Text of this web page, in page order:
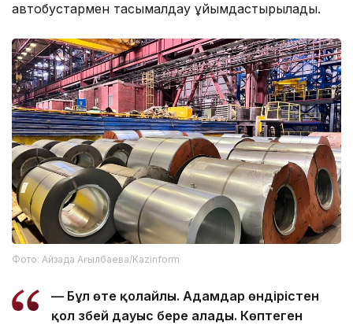
автобустармен тасымалдау ұйымдастырылады.
Фото: Айзада Ағылбаева/Kazinform
— Бұл өте қолайлы. Адамдар өндірістен
қол үзбей дауыс бере алады. Көптеген